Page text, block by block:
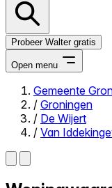
Probeer Walter gratis
Open menu
Close menu
Gemeente
/ Groningen
/ De Wijert
/ Van